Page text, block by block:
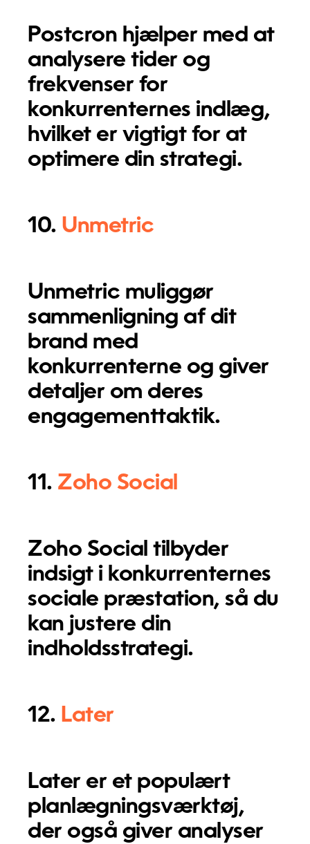
Postcron hjælper med at
analysere tider og
frekvenser for
konkurrenternes indlæg,
hvilket er vigtigt for at
optimere din strategi.
10. Unmetric
Unmetric muliggør
sammenligning af dit
brand med
konkurrenterne og giver
detaljer om deres
engagementtaktik.
11. Zoho Social
Zoho Social tilbyder
indsigt i konkurrenternes
sociale præstation, så du
kan justere din
indholdsstrategi.
12. Later
Later er et populært
planlægningsværktøj,
der også giver analyser